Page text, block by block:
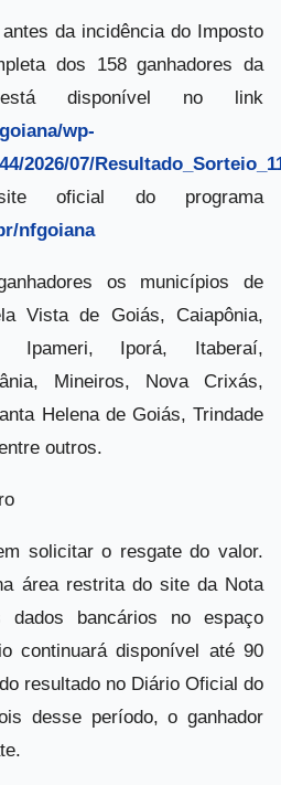
da incidência do Imposto
dos 158 ganhadores da
disponível no link
wp-
2026/07/
oficial do programa
nfgoiana
os municípios de
Vista de Goiás, Caiapônia,
Ipameri, Iporá, Itaberaí,
Mineiros, Nova Crixás,
Helena de Goiás, Trindade
outros.
solicitar o resgate do valor.
área restrita do site da Nota
bancários no espaço
continuará disponível até 90
resultado no Diário Oficial do
desse período, o ganhador